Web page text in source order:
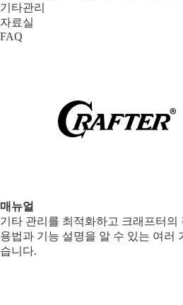
기타관리
자료실
FAQ
매뉴얼
기타 관리를 최적화하고 크래프터
용법과 기능 설명을 알 수 있는 여러
습니다.